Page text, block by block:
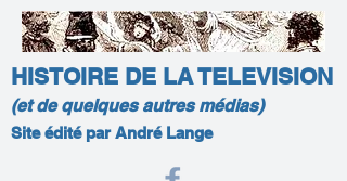
HISTOIRE DE LA TELEVISION
(et de quelques autres médias)
Site édité par André Lange